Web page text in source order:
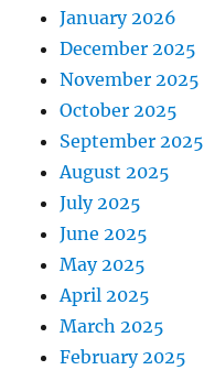
January 2026
December 2025
November 2025
October 2025
September 2025
August 2025
July 2025
June 2025
May 2025
April 2025
March 2025
February 2025